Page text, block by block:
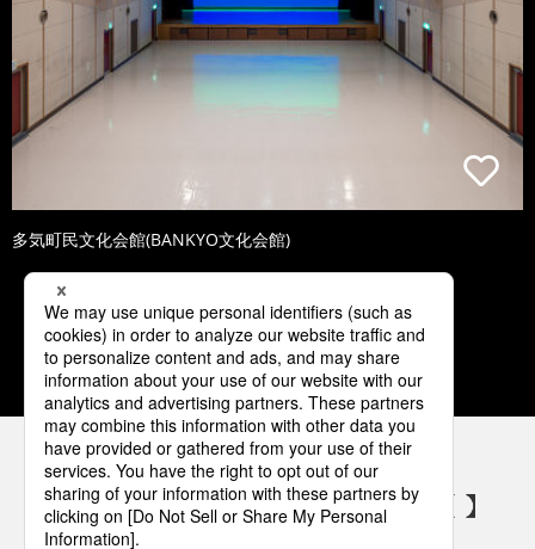
多気町民文化会館(BANKYO文化会館)
1 2 3 4 5
パナソニックの電気設備 SNSアカウント